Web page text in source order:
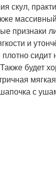
скул,
признаки
и
сидит
будет
с